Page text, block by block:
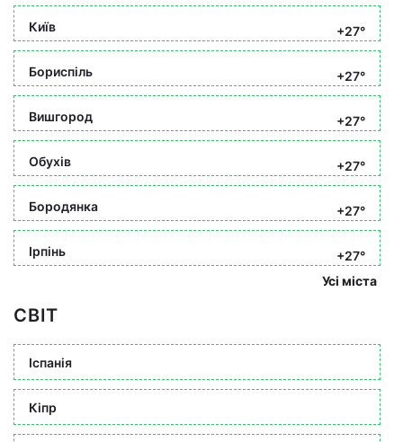
Київ +27°
Бориспіль +27°
Вишгород +27°
Обухів +27°
Бородянка +27°
Ірпінь
+27°
Усі міста
СВІТ
Іспанія
Кіпр